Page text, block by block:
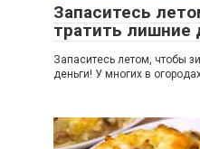
Запаситесь
тратить лишние
Запаситесь летом, чтобы
деньги! У многих в